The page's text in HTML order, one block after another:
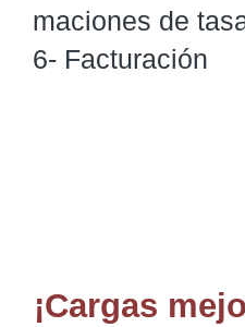
maciones de
6- Facturación
¡Cargas